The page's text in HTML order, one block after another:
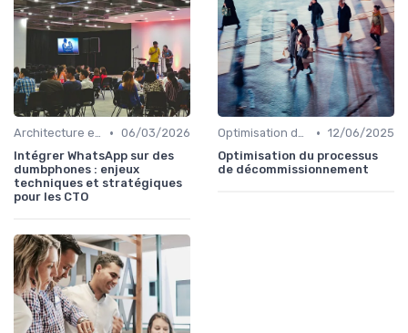
Architecture et infrastructure • 06/03/2026
Intégrer WhatsApp sur des
dumbphones : enjeux
techniques et stratégiques
pour les CTO
Optimisation des coûts • 12/06/2025
Optimisation du processus
de décommissionnement